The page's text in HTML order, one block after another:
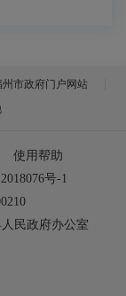
州市政府门户网站
使用帮助
号-1
民政府办公室